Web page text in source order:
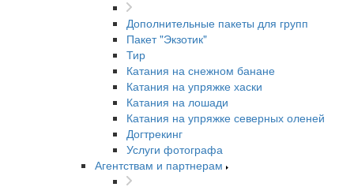
Дополнительные пакеты для групп
Пакет "Экзотик"
Тир
Катания на снежном банане
Катания на упряжке хаски
Катания на лошади
Катания на упряжке северных оленей
Догтрекинг
Услуги фотографа
Агентствам и партнерам